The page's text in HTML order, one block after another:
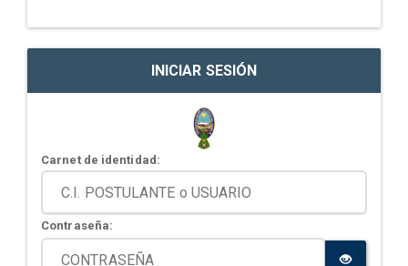
INICIAR SESIÓN
Carnet de identidad:
Contraseña: